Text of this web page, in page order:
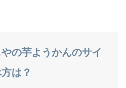
の芋ようかんのサイ
は？